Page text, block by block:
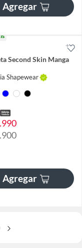
Agregar
Second Skin Manga
Shapewear
Agregar